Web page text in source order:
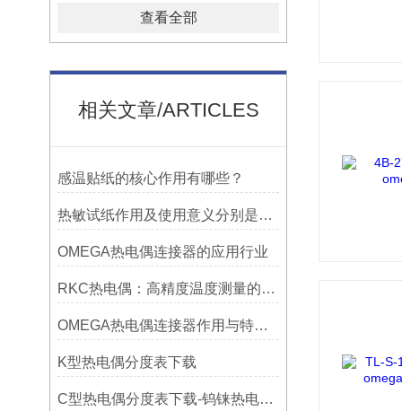
查看全部
相关文章/ARTICLES
感温贴纸的核心作用有哪些？
热敏试纸作用及使用意义分别是什么？
OMEGA热电偶连接器的应用行业
RKC热电偶：高精度温度测量的理想选择
OMEGA热电偶连接器作用与特点是什么？
K型热电偶分度表下载
C型热电偶分度表下载-钨铼热电偶分度表